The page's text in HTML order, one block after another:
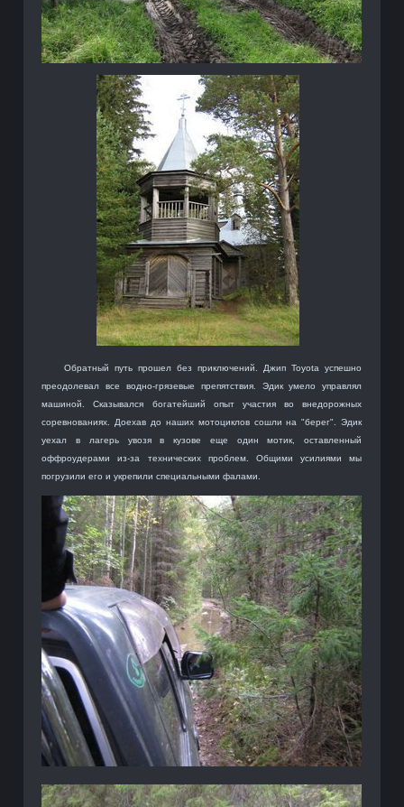
Обратный путь прошел без приключений. Джип Toyota успешно
преодолевал все водно-грязевые препятствия. Эдик умело управлял
машиной. Сказывался богатейший опыт участия во внедорожных
соревнованиях. Доехав до наших мотоциклов сошли на "берег". Эдик
уехал в лагерь увозя в кузове еще один мотик, оставленный
оффроудерами из-за технических проблем. Общими усилиями мы
погрузили его и укрепили специальными фалами.